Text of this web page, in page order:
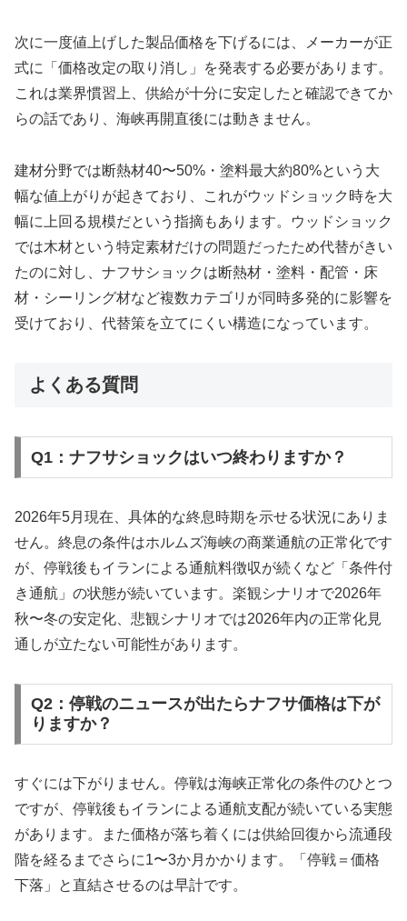
次に一度値上げした製品価格を下げるには、メーカーが正
式に「価格改定の取り消し」を発表する必要があります。
これは業界慣習上、供給が十分に安定したと確認できてか
らの話であり、海峡再開直後には動きません。
建材分野では断熱材40〜50%・塗料最大約80%という大
幅な値上がりが起きており、これがウッドショック時を大
幅に上回る規模だという指摘もあります。ウッドショック
では木材という特定素材だけの問題だったため代替がきい
たのに対し、ナフサショックは断熱材・塗料・配管・床
材・シーリング材など複数カテゴリが同時多発的に影響を
受けており、代替策を立てにくい構造になっています。
よくある質問
Q1：ナフサショックはいつ終わりますか？
2026年5月現在、具体的な終息時期を示せる状況にありま
せん。終息の条件はホルムズ海峡の商業通航の正常化です
が、停戦後もイランによる通航料徴収が続くなど「条件付
き通航」の状態が続いています。楽観シナリオで2026年
秋〜冬の安定化、悲観シナリオでは2026年内の正常化見
通しが立たない可能性があります。
Q2：停戦のニュースが出たらナフサ価格は下が
りますか？
すぐには下がりません。停戦は海峡正常化の条件のひとつ
ですが、停戦後もイランによる通航支配が続いている実態
があります。また価格が落ち着くには供給回復から流通段
階を経るまでさらに1〜3か月かかります。「停戦＝価格
下落」と直結させるのは早計です。